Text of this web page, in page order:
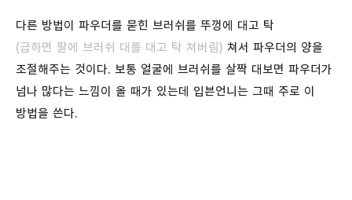
다른 방법이 파우더를 묻힌 브러쉬를 뚜껑에 대고 탁
(급하면 팔에 브러쉬 대를 대고 탁 쳐버림) 쳐서 파우더의 양을
조절해주는 것이다. 보통 얼굴에 브러쉬를 살짝 대보면 파우더가
넘나 많다는 느낌이 올 때가 있는데 입븐언니는 그때 주로 이
방법을 쓴다.